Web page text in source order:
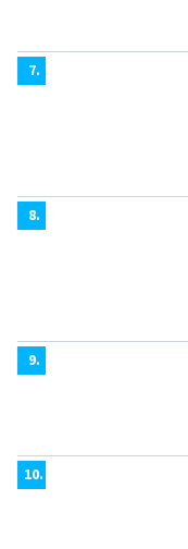
7.
8.
9.
10.